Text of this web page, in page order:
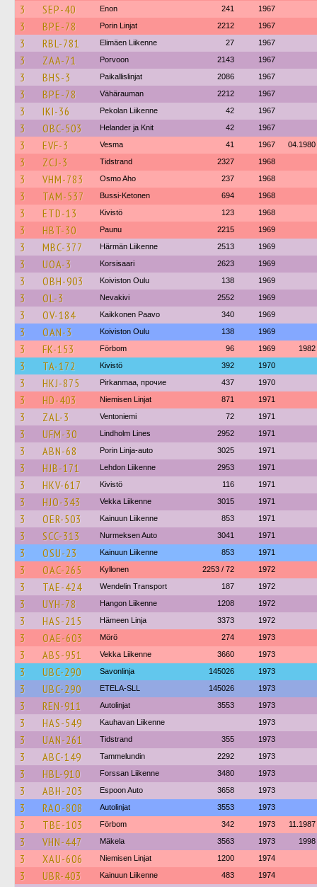
3 SEP-40 Enon 241 1967
3 BPE-78 Porin Linjat 2212 1967
3 RBL-781 Elimäen Liikenne 27 1967
3 ZAA-71 Porvoon 2143 1967
3 BHS-3 Paikallislinjat 2086 1967
3 BPE-78 Vähärauman 2212 1967
3 IKI-36 Pekolan Liikenne 42 1967
3 OBC-503 Helander ja Knit 42 1967
3 EVF-3 Vesma 41 1967 04.1980
3 ZCJ-3 Tidstrand 2327 1968
3 VHM-783 Osmo Aho 237 1968
3 TAM-537 Bussi-Ketonen 694 1968
3 ETD-13 Kivistö 123 1968
3 HBT-30 Paunu 2215 1969
3 MBC-377 Härmän Liikenne 2513 1969
3 UOA-3 Korsisaari 2623 1969
3 OBH-903 Koiviston Oulu 138 1969
3 OL-3 Nevakivi 2552 1969
3 OV-184 Kaikkonen Paavo 340 1969
3 OAN-3 Koiviston Oulu 138 1969
3 FK-153 Förbom 96 1969 1982
3 TA-172 Kivistö 392 1970
3 HKJ-875 Pirkanmaa, прочие 437 1970
3 HD-403 Niemisen Linjat 871 1971
3 ZAL-3 Ventoniemi 72 1971
3 UFM-30 Lindholm Lines 2952 1971
3 ABN-68 Porin Linja-auto 3025 1971
3 HJB-171 Lehdon Liikenne 2953 1971
3 HKV-617 Kivistö 116 1971
3 HJO-343 Vekka Liikenne 3015 1971
3 OER-503 Kainuun Liikenne 853 1971
3 SCC-313 Nurmeksen Auto 3041 1971
3 OSU-23 Kainuun Liikenne 853 1971
3 OAC-265 Kyllonen 2253 / 72 1972
3 TAE-424 Wendelin Transport 187 1972
3 UYH-78 Hangon Liikenne 1208 1972
3 HAS-215 Hämeen Linja 3373 1972
3 OAE-603 Mörö 274 1973
3 ABS-951 Vekka Liikenne 3660 1973
3 UBC-290 Savonlinja 145026 1973
3 UBC-290 ETELA-SLL 145026 1973
3 REN-911 Autolinjat 3553 1973
3 HAS-549 Kauhavan Liikenne 1973
3 UAN-261 Tidstrand 355 1973
3 ABC-149 Tammelundin 2292 1973
3 HBL-910 Forssan Liikenne 3480 1973
3 ABH-203 Espoon Auto 3658 1973
3 RAO-808 Autolinjat 3553 1973
3 TBE-103 Förbom 342 1973 11.1987
3 VHN-447 Mäkela 3563 1973 1998
3 XAU-606 Niemisen Linjat 1200 1974
3 UBR-403 Kainuun Liikenne 483 1974